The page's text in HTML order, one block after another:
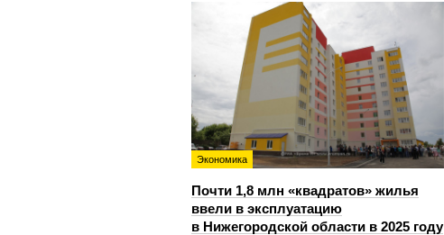
Экономика
Почти 1,8 млн «квадратов» жилья
ввели в эксплуатацию
в Нижегородской области в 2025 году